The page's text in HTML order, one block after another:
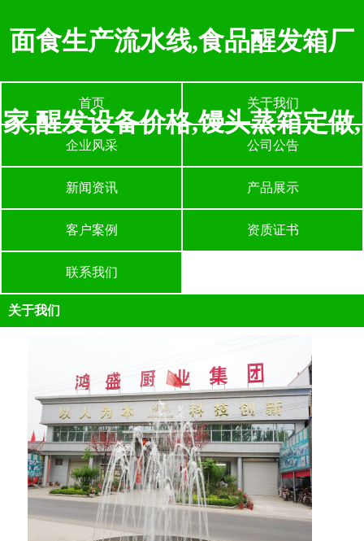
面食生产流水线,食品醒发箱厂
家,醒发设备价格,馒头蒸箱定做,
首页 关于我们
企业风采 公司公告
新闻资讯 产品展示
客户案例 资质证书
联系我们
关于我们